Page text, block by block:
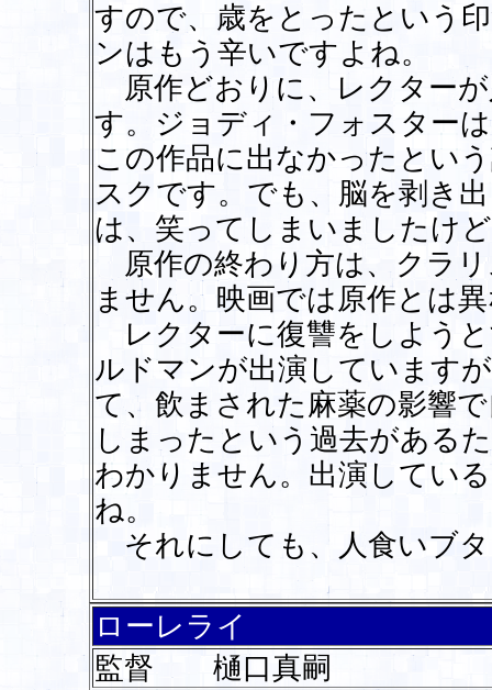
すので、歳をとったという
ンはもう辛いですよね。
原作どおりに、レクター
す。ジョディ・フォスター
この作品に出なかったとい
スクです。でも、脳を剥き
は、笑ってしまいましたけ
原作の終わり方は、クラ
ません。映画では原作とは
レクターに復讐をしようと
ルドマンが出演しています
て、飲まされた麻薬の影響
しまったという過去がある
わかりません。出演してい
ね。
それにしても、人食いブ
ローレライ
監督 樋口真嗣